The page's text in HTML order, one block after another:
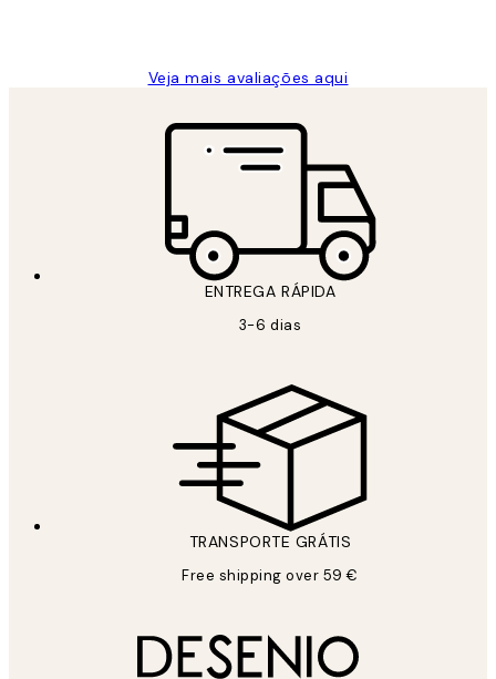
Veja mais avaliações aqui
ENTREGA RÁPIDA
3-6 dias
TRANSPORTE GRÁTIS
Free shipping over 59 €